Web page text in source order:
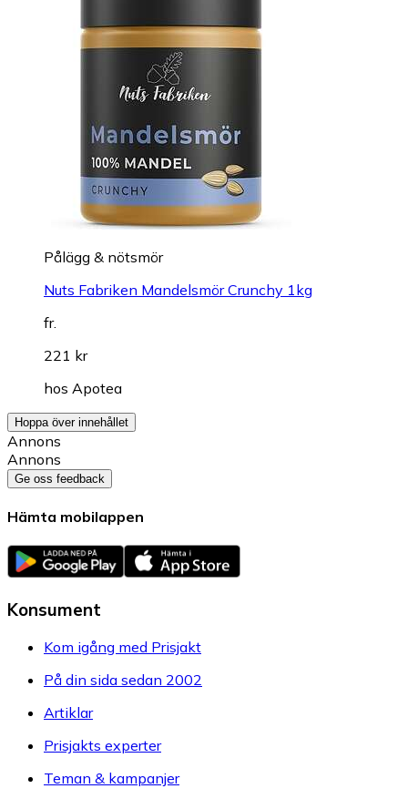
Pålägg & nötsmör
Nuts Fabriken Mandelsmör Crunchy 1kg
fr.
221 kr
hos Apotea
Hoppa över innehållet
Annons
Annons
Ge oss feedback
Hämta mobilappen
Konsument
Kom igång med Prisjakt
På din sida sedan 2002
Artiklar
Prisjakts experter
Teman & kampanjer